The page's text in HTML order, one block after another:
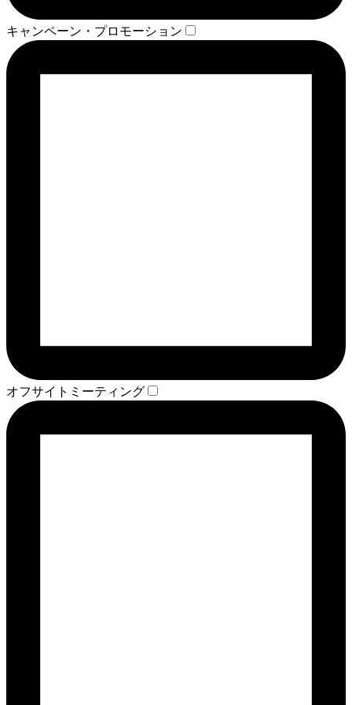
キャンペーン・プロモーション
オフサイトミーティング